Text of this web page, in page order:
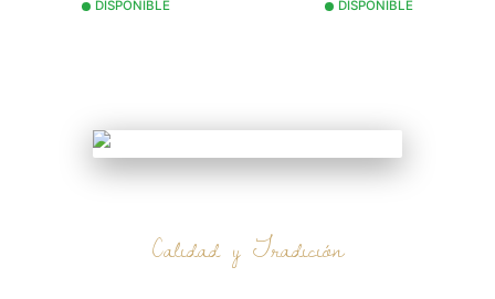
DISPONIBLE DISPONIBLE
Calidad y Tradición